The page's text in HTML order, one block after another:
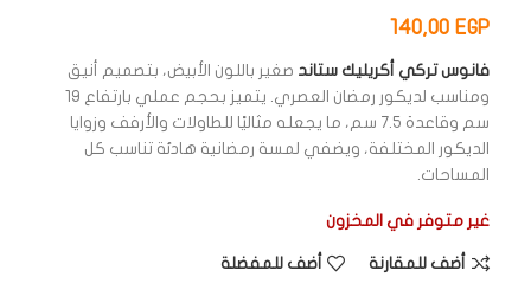
140,00 EGP
فانوس تركي أكريليك ستاند صغير باللون الأبيض، بتصميم أنيق
ومناسب لديكور رمضان العصري. يتميز بحجم عملي بارتفاع 19
سم وقاعدة 7.5 سم، ما يجعله مثاليًا للطاولات والأرفف وزوايا
الديكور المختلفة، ويضفي لمسة رمضانية هادئة تناسب كل
المساحات.
غير متوفر في المخزون
أضف للمقارنة أضف للمفضلة